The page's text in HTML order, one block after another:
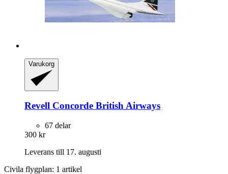
Varukorg
Revell Concorde British Airways
67 delar
300 kr
Leverans till 17. augusti
Civila flygplan: 1 artikel